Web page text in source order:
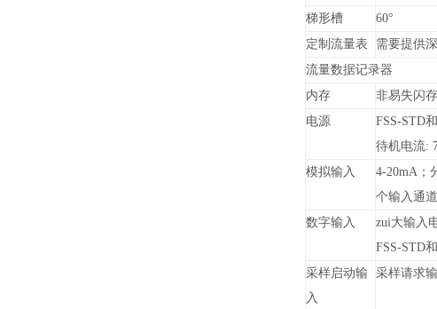
梯形槽
60°
定制流量表
需要提供
流量数据记录器
内存
非易失闪存
电源
FSS-STD
待机电流:
模拟输入
4-20mA；
个输入通
数字输入
zui大输入
FSS-STD
采样启动输
入
采样请求